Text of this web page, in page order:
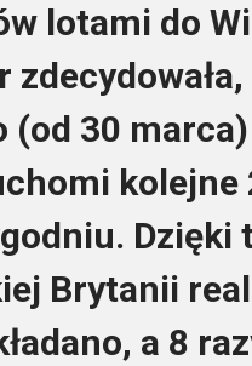
lotami do
(od 30
kolejne
Brytanii
a 8